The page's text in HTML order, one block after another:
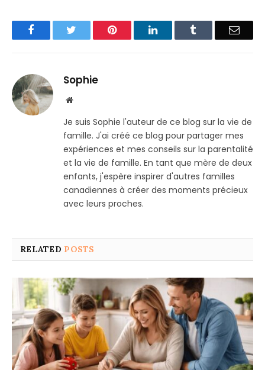
Facebook Pinterest LinkedIn Email
Sophie
Website
Je suis Sophie l'auteur de ce blog sur la vie de
famille. J'ai créé ce blog pour partager mes
expériences et mes conseils sur la parentalité
et la vie de famille. En tant que mère de deux
enfants, j'espère inspirer d'autres familles
canadiennes à créer des moments précieux
avec leurs proches.
RELATED POSTS